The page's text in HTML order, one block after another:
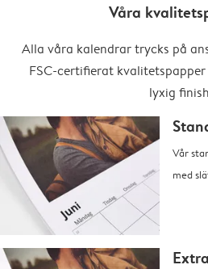
Våra
Alla våra kalendrar trycks på
FSC-certifierat
lyxig
Vår
med